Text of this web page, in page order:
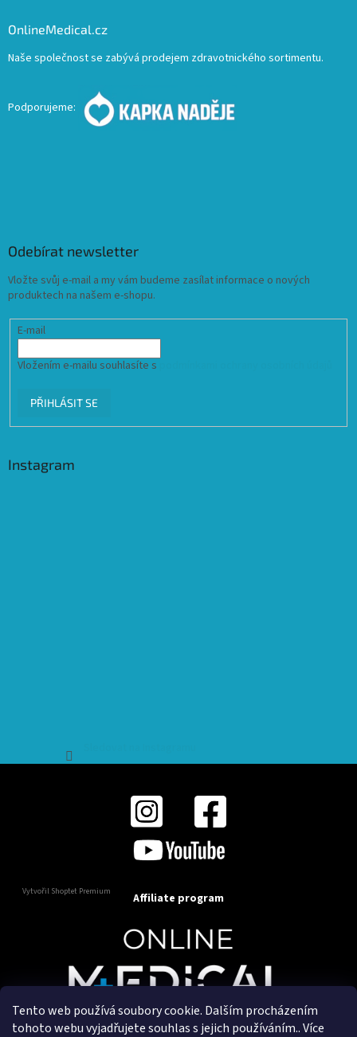
Tento web používá soubory cookie. Dalším procházením
tohoto webu vyjadřujete souhlas s jejich používáním.. Více
OnlineMedical.cz
Naše společnost se zabývá prodejem zdravotnického sortimentu.
Podporujeme:
Odebírat newsletter
Vložte svůj e-mail a my vám budeme zasílat informace o nových
produktech na našem e-shopu.
E-mail
Vložením e-mailu souhlasíte s
PŘIHLÁSIT SE
Instagram
Vytvořil Shoptet Premium Affiliate program
Copyright 2025OnlineMedical.cz. Všechna práva